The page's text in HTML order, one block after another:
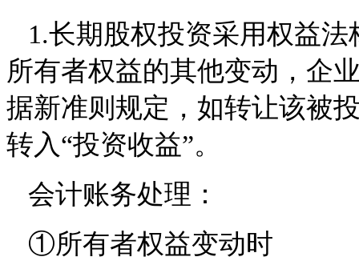
1.长期股权投资采用权益
所有者权益的其他变动，企
据新准则规定，如转让该被
转入“投资收益”。
会计账务处理：
①所有者权益变动时